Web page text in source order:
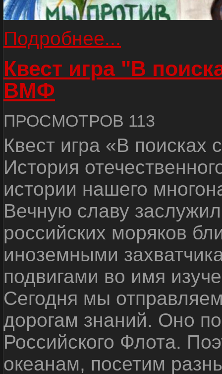
Подробнее...
Квест игра "В
ВМФ
ПРОСМОТРОВ 113
Квест игра «В
История
истории нашего
Вечную славу
российских моряков
иноземными
подвигами во имя
Сегодня мы
дорогам знаний. Оно
Российского Флота.
океанам, посетим